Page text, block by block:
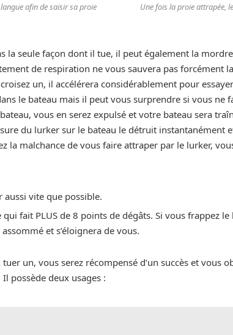
afin de saisir sa proie Une fois la proie attrapée,
la seule façon dont il tue, il peut également la
de respiration ne vous sauvera pas forcément
un, il accélérera considérablement pour
le bateau mais il peut vous surprendre si vous ne
vous en serez expulsé et votre bateau sera
du lurker sur le bateau le détruit instantanément
la malchance de vous faire attraper par le lurker,
aussi vite que possible.
fait PLUS de 8 points de dégâts. Si vous frappez
et s’éloignera de vous.
tuer un, vous serez récompensé d’un succès et vous
Il possède deux usages :